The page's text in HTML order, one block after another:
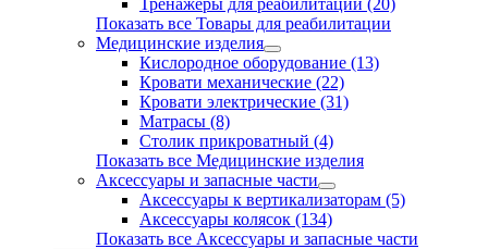
Тренажеры для реабилитации (20)
Показать все Товары для реабилитации
Медицинские изделия
Кислородное оборудование (13)
Кровати механические (22)
Кровати электрические (31)
Матрасы (8)
Столик прикроватный (4)
Показать все Медицинские изделия
Аксессуары и запасные части
Аксессуары к вертикализаторам (5)
Аксессуары колясок (134)
Показать все Аксессуары и запасные части